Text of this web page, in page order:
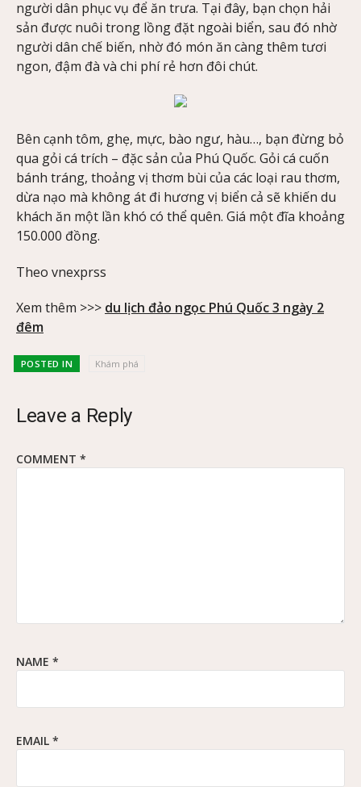
người dân phục vụ để ăn trưa. Tại đây, bạn chọn hải
sản được nuôi trong lồng đặt ngoài biển, sau đó nhờ
người dân chế biến, nhờ đó món ăn càng thêm tươi
ngon, đậm đà và chi phí rẻ hơn đôi chút.
Bên cạnh tôm, ghẹ, mực, bào ngư, hàu…, bạn đừng bỏ
qua gỏi cá trích – đặc sản của Phú Quốc. Gỏi cá cuốn
bánh tráng, thoảng vị thơm bùi của các loại rau thơm,
dừa nạo mà không át đi hương vị biển cả sẽ khiến du
khách ăn một lần khó có thể quên. Giá một đĩa khoảng
150.000 đồng.
Theo vnexprss
Xem thêm >>> du lịch đảo ngọc Phú Quốc 3 ngày 2
đêm
POSTED IN Khám phá
Leave a Reply
COMMENT *
NAME *
EMAIL *